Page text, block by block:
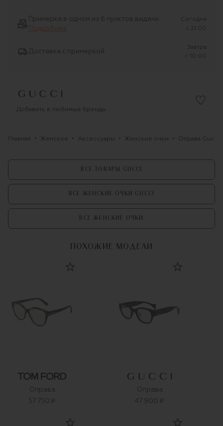
Примерка в одном из 6 пунктов выдачи
Подробнее
Сегодня
c 21:00
Доставка с примеркой
Завтра
c 10:00
Добавить в любимые бренды
Главная Женское Аксессуары Женские очки Оправа Gucci
ВСЕ ТОВАРЫ GUCCI
ВСЕ ЖЕНСКИЕ ОЧКИ GUCCI
ВСЕ ЖЕНСКИЕ ОЧКИ
ПОХОЖИЕ МОДЕЛИ
Оправа
57 750 ₽
Оправа
47 900 ₽